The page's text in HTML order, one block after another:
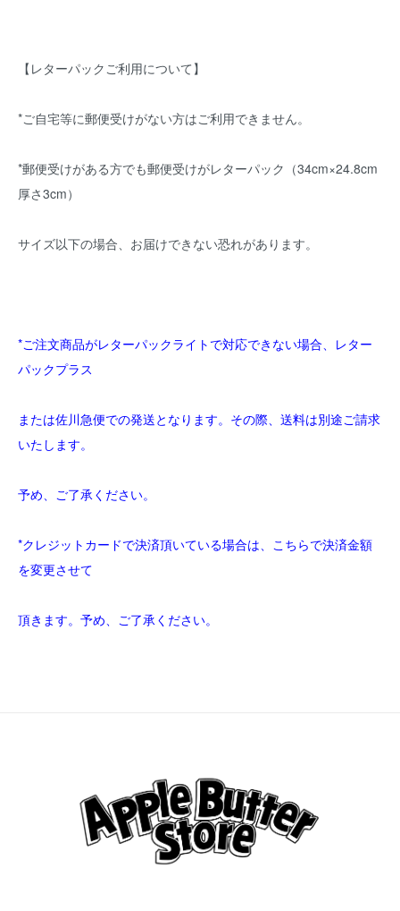
【レターパックご利用について】
*ご自宅等に郵便受けがない方はご利用できません。
*郵便受けがある方でも郵便受けがレターパック（34cm×24.8cm
厚さ3cm）
サイズ以下の場合、お届けできない恐れがあります。
*ご注文商品がレターパックライトで対応できない場合、レター
パックプラス
または佐川急便での発送となります。その際、送料は別途ご請求
いたします。
予め、ご了承ください。
*クレジットカードで決済頂いている場合は、こちらで決済金額
を変更させて
頂きます。予め、ご了承ください。